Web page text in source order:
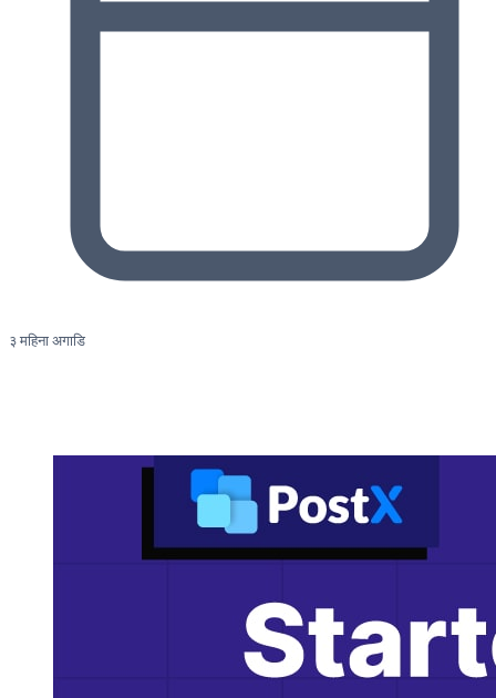
३ महिना अगाडि